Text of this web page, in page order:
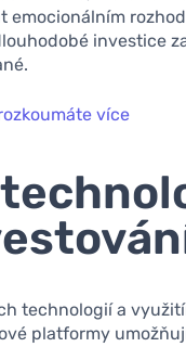
emocionálním
investice
více
technologií a
platformy